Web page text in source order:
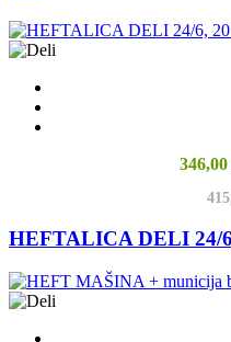
HEFTALICA DELI 24/